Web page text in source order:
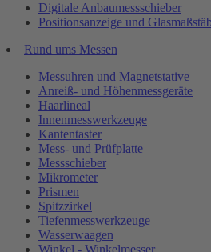
Digitale Anbaumessschieber
Positionsanzeige und
Rund ums Messen
Messuhren und Magnetstative
Anreiß- und Höhenmessgeräte
Haarlineal
Innenmesswerkzeuge
Kantentaster
Mess- und Prüfplatte
Messschieber
Mikrometer
Prismen
Spitzzirkel
Tiefenmesswerkzeuge
Wasserwaagen
Winkel - Winkelmesser